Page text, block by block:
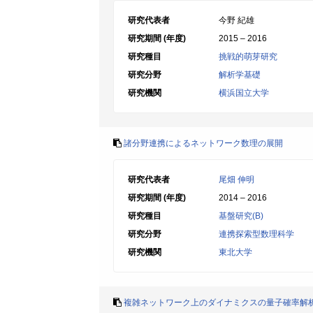
研究代表者
今野 紀雄
研究期間 (年度)
2015 – 2016
研究種目
挑戦的萌芽研究
研究分野
解析学基礎
研究機関
横浜国立大学
諸分野連携によるネットワーク数理の展開
研究代表者
尾畑 伸明
研究期間 (年度)
2014 – 2016
研究種目
基盤研究(B)
研究分野
連携探索型数理科学
研究機関
東北大学
複雑ネットワーク上のダイナミクスの量子確率解